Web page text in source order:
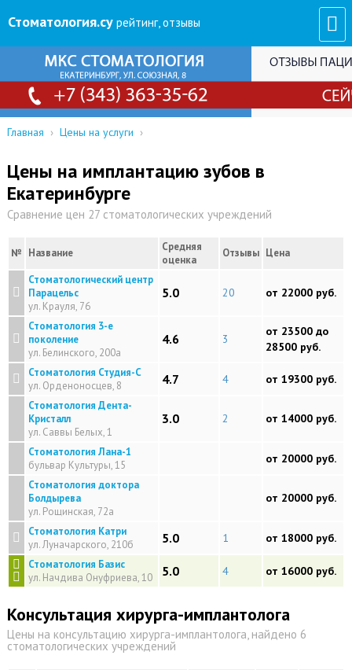
Стоматология.су рейтинг, отзывы
Главная › Цены на услуги ›
Цены на имплантацию зубов в
Екатеринбурге
Сравнение цен 27 стоматологических учреждений
№ Название
Средняя
оценка
Отзывы Цена
Стоматологический центр
Парацельс
ул. Крауля, 76
5.0 20 от 22000 руб.
Стоматология 3-е
поколение
ул. Белинского, 200а
4.6 3
от 23500 до
28500 руб.
Стоматология Студия-С
ул. Орденоносцев, 8
4.7 4 от 19300 руб.
Стоматология Дента-
Кристалл
ул. Саввы Белых, 1
3.0 2 от 14000 руб.
Стоматология Лана-1
бульвар Культуры, 15
от 20000 руб.
Стоматология доктора
Болдырева
ул. Рощинская, 72а
от 20000 руб.
Стоматология Катри
ул. Луначарского, 210б
5.0 1 от 18000 руб.
Стоматология Базис
ул. Начдива Онуфриева, 10
5.0 4 от 16000 руб.
Консультация хирурга-имплантолога
Цены на консультацию хирурга-имплантолога, найдено 6
стоматологических учреждений